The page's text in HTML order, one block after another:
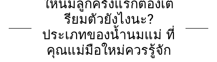
ให้นมลูกครั้งแรกต้องเต
รียมตัวยังไงนะ?
ประเภทของน้ำนมแม่ ที่
คุณแม่มือใหม่ควรรู้จัก